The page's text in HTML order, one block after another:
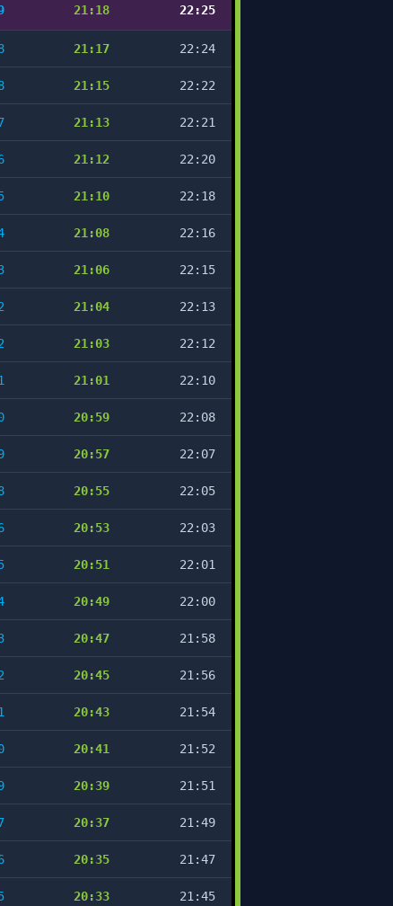
21:18 22:25
21:17 22:24
21:15 22:22
21:13 22:21
21:12 22:20
21:10 22:18
21:08 22:16
21:06 22:15
21:04 22:13
21:03 22:12
21:01 22:10
20:59 22:08
20:57 22:07
20:55 22:05
20:53 22:03
20:51 22:01
20:49 22:00
20:47 21:58
20:45 21:56
20:43 21:54
20:41 21:52
20:39 21:51
20:37 21:49
20:35 21:47
20:33 21:45